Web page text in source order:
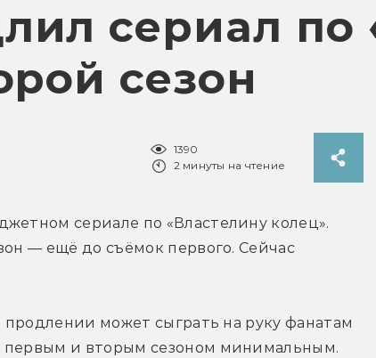
сериал по
сезон
1390
2 минуты на чтение
— ещё до съёмок первого. Сейчас
продлении может сыграть на руку фанатам
первым и вторым сезоном минимальным.